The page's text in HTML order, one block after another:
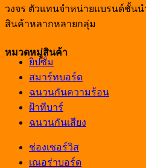
วงจร ตัวแทนจำหน่ายแบรนด์ชั้น
สินค้าหลากหลายกลุ่ม
หมวดหมู่สินค้า
ยิปซั่ม
สมาร์ทบอร์ด
ฉนวนกันความร้อน
ฝ้าทีบาร์
ฉนวนกันเสียง
ช่องเซอร์วิส
เณอร่าบอร์ด